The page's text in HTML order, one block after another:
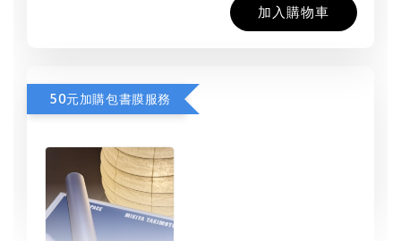
加入購物車
50元加購包書膜服務